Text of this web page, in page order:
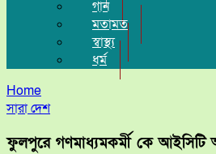
গান
মতামত
স্বাস্থ্য
ধর্ম
Home
সারা দেশ
ফুলপুরে গণমাধ্যমকর্মী কে আইসিটি